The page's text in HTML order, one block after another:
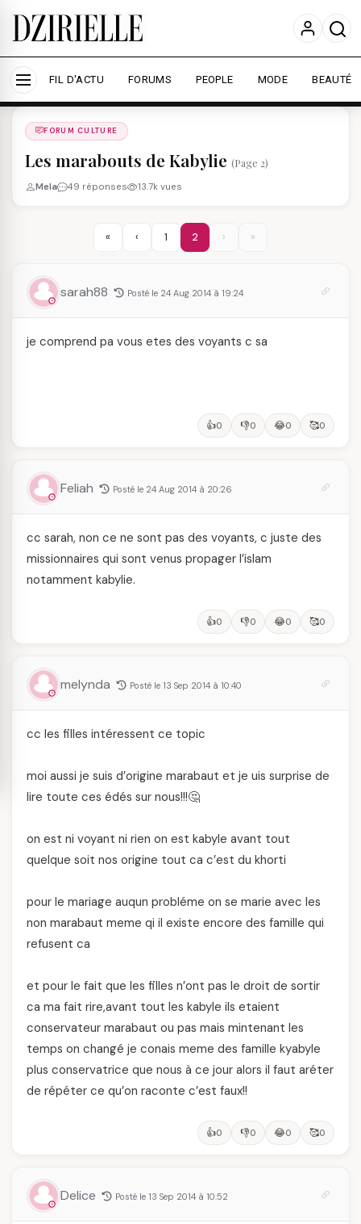
Nous utilisons des cookies pour améliorer votre
expérience et mesurer l'audience.
En savoir plus
Accepter tout Personnaliser
FIL D'ACTU FORUMS PEOPLE MODE BEAUTÉ
Forums
FORUM CULTURE
Les marabouts de Kabylie (Page 2)
Mela 49 réponses 13.7k vues
« ‹ 1 2 › »
sarah88 Posté le 24 Aug 2014 à 19:24
je comprend pa vous etes des voyants c sa
👍0 👎0 😂0 🥰0
Feliah Posté le 24 Aug 2014 à 20:26
cc sarah, non ce ne sont pas des voyants, c juste des
missionnaires qui sont venus propager l’islam
notamment kabylie.
👍0 👎0 😂0 🥰0
melynda Posté le 13 Sep 2014 à 10:40
cc les filles intéressent ce topic
moi aussi je suis d’origine marabaut et je uis surprise de
lire toute ces édés sur nous!!!🤔
on est ni voyant ni rien on est kabyle avant tout
quelque soit nos origine tout ca c’est du khorti
pour le mariage auqun probléme on se marie avec les
non marabaut meme qi il existe encore des famille qui
refusent ca
et pour le fait que les filles n’ont pas le droit de sortir
ca ma fait rire,avant tout les kabyle ils etaient
conservateur marabaut ou pas mais mintenant les
temps on changé je conais meme des famille kyabyle
plus conservatrice que nous à ce jour alors il faut aréter
de répéter ce qu’on raconte c’est faux!!
👍0 👎0 😂0 🥰0
Delice Posté le 13 Sep 2014 à 10:52